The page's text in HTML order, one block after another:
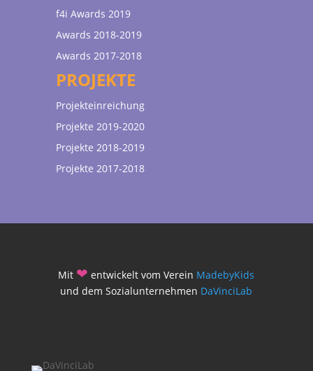
f4i Awards 2019
Awards 2018-2019
Awards 2017-2018
PROJEKTE
Projekteinreichung
Projekte 2019-2020
Projekte 2018-2019
Projekte 2017-2018
Mit ❤ entwickelt vom Verein MadebyKids
und dem Sozialunternehmen DaVinciLab